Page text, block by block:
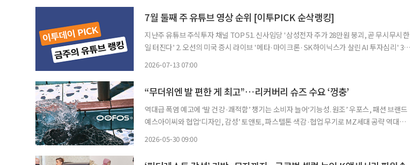
◀
7월 둘째 주 유튜브 영상 순위 [이투PICK 순삭랭킹]
지난주 유튜브 주식투자 채널 TOP 51. 신사임당 '삼성전자 주가 28만원 붕괴, 곧 무시무시한
일 터진다' 2. 오선의 미국 증시 라이브 '메타·마이크론·SK하이닉스가 살린 AI 투자심리' 3.
2026-07-13 07:00
“무더위엔 발 편한 게 최고”…리커버리 슈즈 수요 ‘껑충’
역대급 폭염 예고에 ‘발 건강·쾌적함’ 챙기는 소비자 늘어‘기능성. 원조’ 우포스, 패션 브랜드
예스아이씨와 협업‘디자인, 감성’ 토앤토, 파스텔톤 색감·협업 무기로 MZ세대 공략 역대급
2026-05-30 09:00